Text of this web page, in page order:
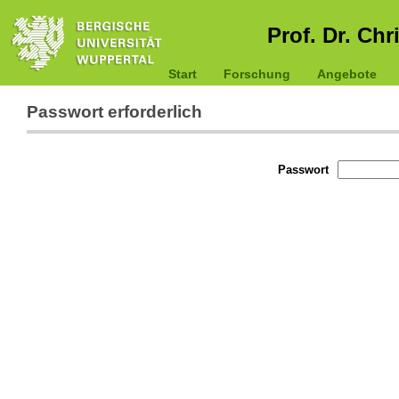
Prof. Dr.
Start Forschung Angebote
Passwort erforderlich
Passwort